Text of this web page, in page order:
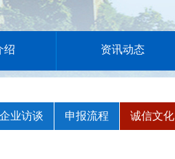
绍 资讯动态
业访谈 申报流程 诚信文化